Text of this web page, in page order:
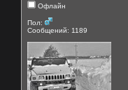
Офлайн
Пол:
Сообщений: 1189